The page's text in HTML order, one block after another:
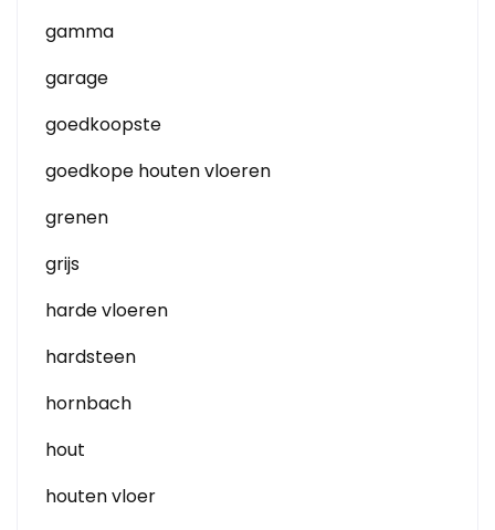
gamma
garage
goedkoopste
goedkope houten vloeren
grenen
grijs
harde vloeren
hardsteen
hornbach
hout
houten vloer